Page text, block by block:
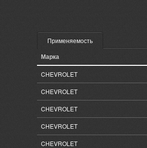
Применяемость
Марка
CHEVROLET
CHEVROLET
CHEVROLET
CHEVROLET
CHEVROLET